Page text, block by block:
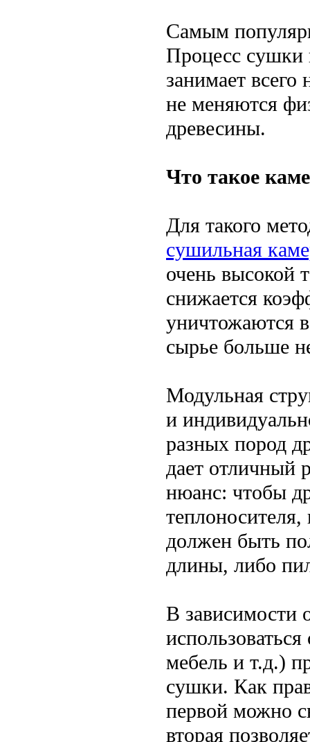
Самым
Процесс сушки
занимает всего
не меняются
древесины.
Что такое
Для такого
сушильная
очень высокой
снижается
уничтожаются
сырье больше
Модульная
и
разных пород
дает отличный
нюанс: чтобы
должен быть
длины, либо
В зависимости
мебель и т.д.)
сушки. Как
первой можно
вторая